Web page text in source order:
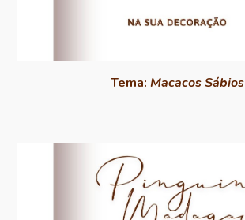
Tema: Macacos Sábios